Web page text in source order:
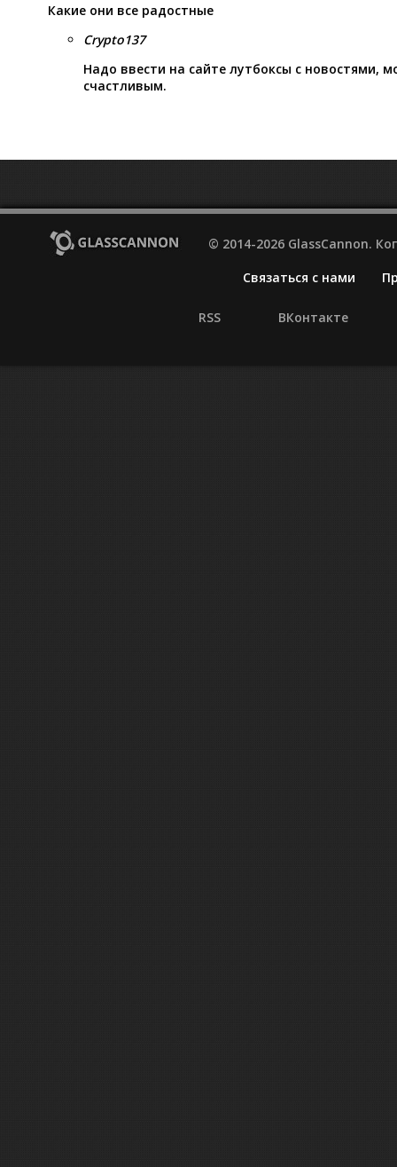
Какие они все радостные
Crypto137
Надо ввести на сайте лутбоксы с новостями,
счастливым.
© 2014-2026 GlassCannon.
Связаться с нами
RSS ВКонтакте